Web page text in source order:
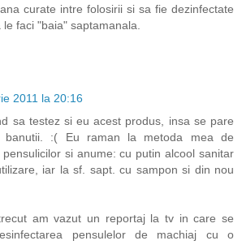
curate intre folosirii si sa fie dezinfectate
faci "baia" saptamanala.
2011 la 20:16
sa testez si eu acest produs, insa se pare
:( Eu raman la metoda mea de
si anume: cu putin alcool sanitar
iar la sf. sapt. cu sampon si din nou
am vazut un reportaj la tv in care se
pensulelor de machiaj cu o